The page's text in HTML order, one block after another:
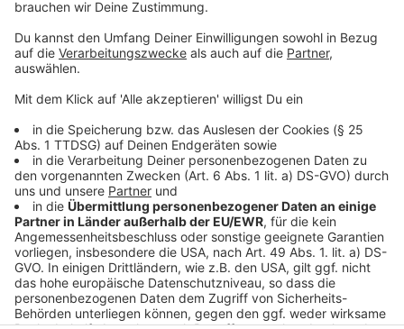
Anzeige
© Copyright 2019 Warner Bros. Entertainment
Renzo muss schnell weg aus Berlin.
Anzeige
Anzeige